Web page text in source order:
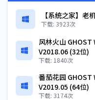
【系统之家】
下载: 3923次
风林火山 GHOST
V2018.06 (32位)
下载: 1840次
番茄花园 GHOST
V2019.05 (64位)
下载: 3174次